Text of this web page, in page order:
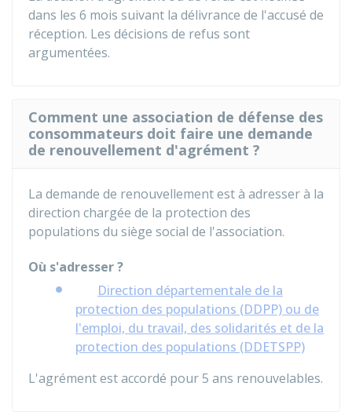
dans les 6 mois suivant la délivrance de l'accusé de
réception. Les décisions de refus sont
argumentées.
Comment une association de défense des
consommateurs doit faire une demande
de renouvellement d'agrément ?
La demande de renouvellement est à adresser à la
direction chargée de la protection des
populations du siège social de l'association.
Où s'adresser ?
Direction départementale de la
protection des populations (DDPP) ou de
l'emploi, du travail, des solidarités et de la
protection des populations (DDETSPP)
L'agrément est accordé pour 5 ans renouvelables.